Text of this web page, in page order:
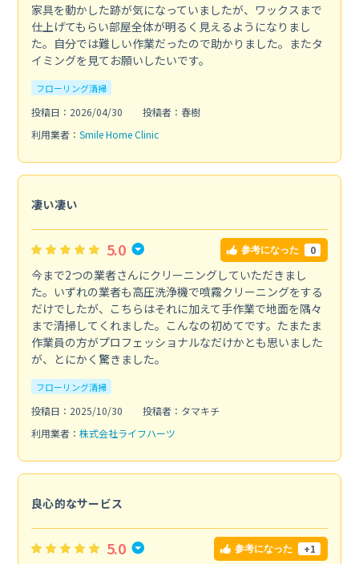
家具を動かした跡が気になっていましたが、ワックスまで
仕上げてもらい部屋全体が明るく見えるようになりまし
た。自分では難しい作業だったので助かりました。またタ
イミングを見てお願いしたいです。
フローリング清掃
投稿日：2026/04/30
投稿者：春樹
利用業者： Smile Home Clinic
凄い凄い
5.0 参考になった 0
今まで2つの業者さんにクリーニングしていただきまし
た。いずれの業者も高圧洗浄機で噴霧クリーニングをする
だけでしたが、こちらはそれに加えて手作業で地面を隅々
まで清掃してくれました。こんなの初めてです。たまたま
作業員の方がプロフェッショナルなだけかとも思いました
が、とにかく驚きました。
フローリング清掃
投稿日：2025/10/30
投稿者：タマキチ
利用業者： 株式会社ライフハーツ
良心的なサービス
5.0 参考になった +1